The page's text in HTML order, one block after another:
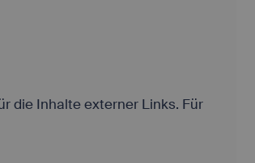
die Inhalte externer Links. Für